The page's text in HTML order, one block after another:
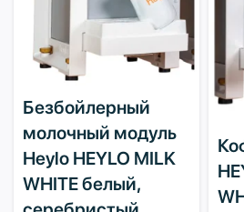
Безбойлерный
молочный модуль
Heylo HEYLO MILK
WHITE белый,